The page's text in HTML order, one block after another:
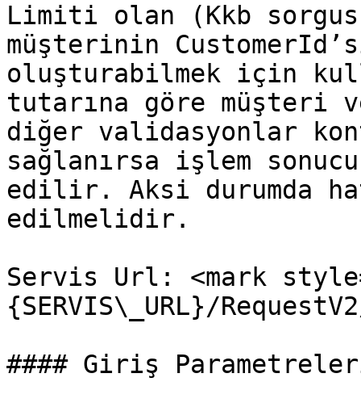
Limiti olan (Kkb
müşterinin
oluşturabilmek için
tutarına göre
diğer validasyonlar
sağlanırsa işlem
edilir. Aksi durumda
edilmelidir.
Servis Url: <mark
{SERVIS\_URL}/
#### Giriş